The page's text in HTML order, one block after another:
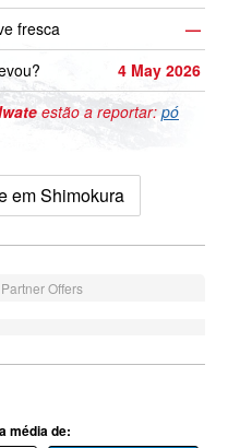
fresca
—
4 May 2026
estão a reportar: pó
em Shimokura
Offers
média de: